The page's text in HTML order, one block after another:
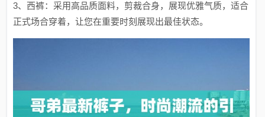
3、西裤：采用高品质面料，剪裁合身，展现优雅气质，适合
正式场合穿着，让您在重要时刻展现出最佳状态。